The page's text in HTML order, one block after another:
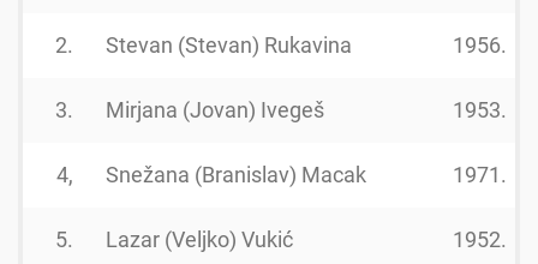
2. Stevan (Stevan) Rukavina 1956.
3. Mirjana (Jovan) Ivegeš 1953.
4, Snežana (Branislav) Macak 1971.
5. Lazar (Veljko) Vukić 1952.